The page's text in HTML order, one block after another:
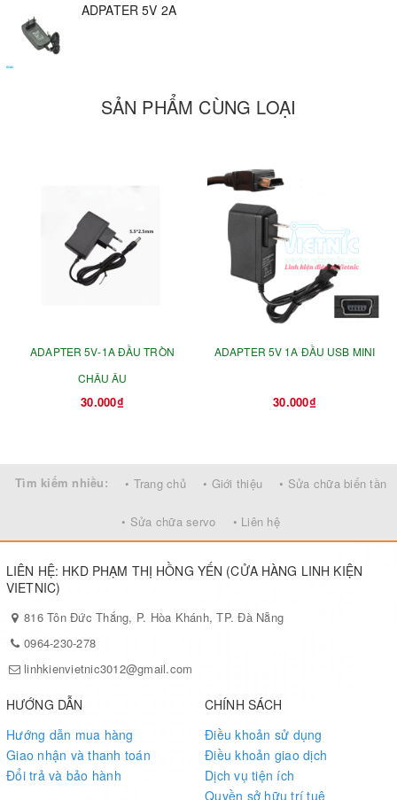
ADPATER 5V 2A
SẢN PHẨM CÙNG LOẠI
ADAPTER 5V-1A ĐẦU TRÒN
CHÂU ÂU
30.000₫
ADAPTER 5V 1A ĐẦU USB MINI
30.000₫
Tìm kiếm nhiều: • Trang chủ • Giới thiệu • Sửa chữa biến tần
• Sửa chữa servo • Liên hệ
LIÊN HỆ: HKD PHẠM THỊ HỒNG YẾN (CỬA HÀNG LINH KIỆN
VIETNIC)
816 Tôn Đức Thắng, P. Hòa Khánh, TP. Đà Nẵng
0964-230-278
linhkienvietnic3012@gmail.com
HƯỚNG DẪN
Hướng dẫn mua hàng
Giao nhận và thanh toán
Đổi trả và bảo hành
CHÍNH SÁCH
Điều khoản sử dụng
Điều khoản giao dịch
Dịch vụ tiện ích
Quyền sở hữu trí tuệ